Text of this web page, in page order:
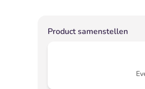
Product samenstellen